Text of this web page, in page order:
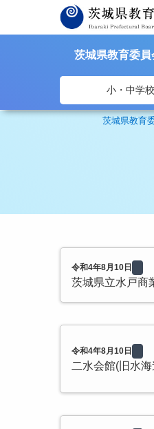
茨城県教育委員
小・中学
茨城県教育
令和4年8月10日
茨城県立水戸商
令和4年8月10日
二水会館(旧水